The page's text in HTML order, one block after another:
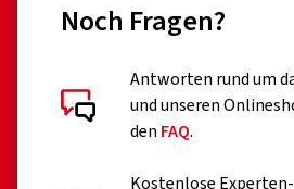
Noch Fragen?
Antworten rund um
und unseren
den FAQ.
Kostenlose